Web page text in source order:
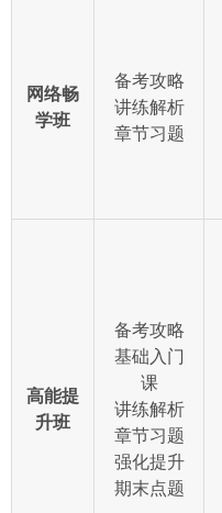
网络畅
学班
备考攻略
讲练解析
章节习题
高能提
升班
备考攻略
基础入门
课
讲练解析
章节习题
强化提升
期末点题